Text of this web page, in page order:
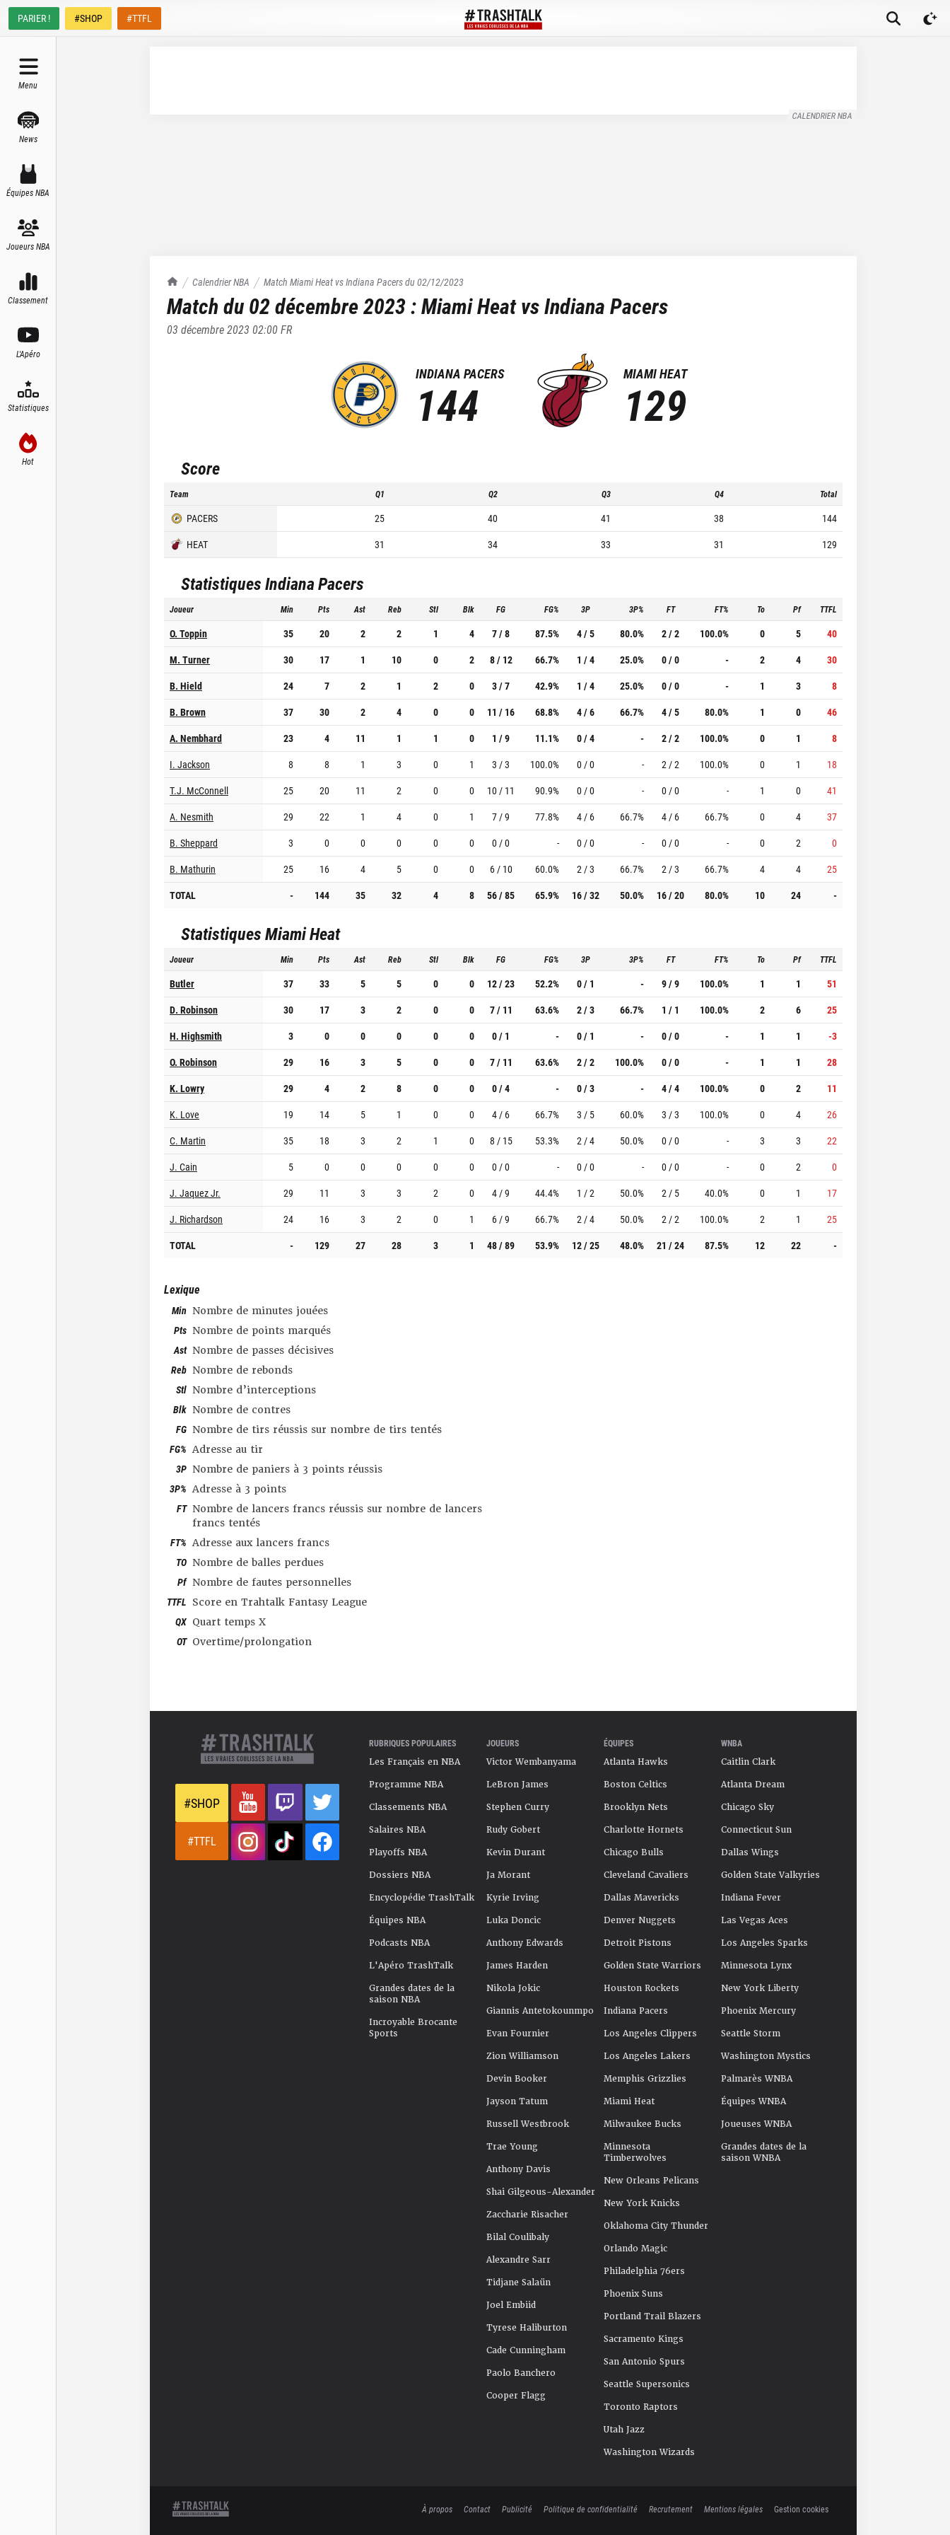
PARIER ! #SHOP #TTFL
Menu
News
Équipes NBA
Joueurs NBA
Classement
L'Apéro
Statistiques
Hot
CALENDRIER NBA
TrashTalk Actu NBA
Calendrier NBA Match Miami Heat vsIndiana Pacersdu02/12/2023
Match du 02 décembre 2023:Miami HeatvsIndiana Pacers
03 décembre 2023 02:00FR
INDIANA PACERS
144
MIAMI HEAT
129
Score
Team Q1 Q2 Q3 Q4 Total
PACERS 25 40 41 38
144
HEAT
31 34 33 31 129
StatistiquesIndiana Pacers
Joueur Min Pts Ast Reb Stl Blk FG FG% 3P 3P% FT FT% To Pf TTFL
O. Toppin 35 20 2 2 1 4 7 / 8 87.5% 4 / 5 80.0% 2 / 2 100.0% 0 5
40
M. Turner
30 17 1 10 0 2 8 / 12 66.7% 1 / 4 25.0% 0 / 0 - 2 4
30
B. Hield
24 7 2 1 2 0 3 / 7 42.9% 1 / 4 25.0% 0 / 0 - 1 3
8
B. Brown
37 30 2 4 0 0 11 / 16 68.8% 4 / 6 66.7% 4 / 5 80.0% 1 0
46
A. Nembhard
23 4 11 1 1 0 1 / 9 11.1% 0 / 4 - 2 / 2 100.0% 0 1
8
I. Jackson
8 8 1 3 0 1 3 / 3 100.0% 0 / 0 - 2 / 2 100.0% 0 1
18
T.J. McConnell
25 20 11 2 0 0 10 / 11 90.9% 0 / 0 - 0 / 0 - 1 0
41
A. Nesmith
29 22 1 4 0 1 7 / 9 77.8% 4 / 6 66.7% 4 / 6 66.7% 0 4
37
B. Sheppard
3 0 0 0 0 0 0 / 0 - 0 / 0 - 0 / 0 - 0 2
0
B. Mathurin
25 16 4 5 0 0 6 / 10 60.0% 2 / 3 66.7% 2 / 3 66.7% 4 4
25
TOTAL
- 144 35 32 4 8 56 / 85 65.9% 16 / 32 50.0% 16 / 20 80.0% 10 24 -
StatistiquesMiami Heat
Joueur Min Pts Ast Reb Stl Blk FG FG% 3P 3P% FT FT% To Pf TTFL
Butler 37 33 5 5 0 0 12 / 23 52.2% 0 / 1 - 9 / 9 100.0% 1 1
51
D. Robinson
30 17 3 2 0 0 7 / 11 63.6% 2 / 3 66.7% 1 / 1 100.0% 2 6
25
H. Highsmith
3 0 0 0 0 0 0 / 1 - 0 / 1 - 0 / 0 - 1 1
-3
O. Robinson
29 16 3 5 0 0 7 / 11 63.6% 2 / 2 100.0% 0 / 0 - 1 1
28
K. Lowry
29 4 2 8 0 0 0 / 4 - 0 / 3 - 4 / 4 100.0% 0 2
11
K. Love
19 14 5 1 0 0 4 / 6 66.7% 3 / 5 60.0% 3 / 3 100.0% 0 4
26
C. Martin
35 18 3 2 1 0 8 / 15 53.3% 2 / 4 50.0% 0 / 0 - 3 3
22
J. Cain
5 0 0 0 0 0 0 / 0 - 0 / 0 - 0 / 0 - 0 2
0
J. Jaquez Jr.
29 11 3 3 2 0 4 / 9 44.4% 1 / 2 50.0% 2 / 5 40.0% 0 1
17
J. Richardson
24 16 3 2 0 1 6 / 9 66.7% 2 / 4 50.0% 2 / 2 100.0% 2 1
25
TOTAL
- 129 27 28 3 1 48 / 89 53.9% 12 / 25 48.0% 21 / 24 87.5% 12 22 -
Lexique
Min Nombre de minutes jouées
Pts Nombre de points marqués
Ast Nombre de passes décisives
Reb Nombre de rebonds
Stl Nombre d’interceptions
Blk Nombre de contres
FG Nombre de tirs réussis sur nombre de tirs tentés
FG% Adresse au tir
3P Nombre de paniers à 3 points réussis
3P% Adresse à 3 points
FT Nombre de lancers francs réussis sur nombre de lancers
francs tentés
FT% Adresse aux lancers francs
TO Nombre de balles perdues
Pf Nombre de fautes personnelles
TTFL Score en Trahtalk Fantasy League
QX Quart temps X
OT Overtime/prolongation
#SHOP
#TTFL
RUBRIQUES POPULAIRES
Les Français en NBA
Programme NBA
Classements NBA
Salaires NBA
Playoffs NBA
Dossiers NBA
Encyclopédie TrashTalk
Équipes NBA
Podcasts NBA
L'Apéro TrashTalk
Grandes dates de la
saison NBA
Incroyable Brocante
Sports
JOUEURS
Victor Wembanyama
LeBron James
Stephen Curry
Rudy Gobert
Kevin Durant
Ja Morant
Kyrie Irving
Luka Doncic
Anthony Edwards
James Harden
Nikola Jokic
Giannis Antetokounmpo
Evan Fournier
Zion Williamson
Devin Booker
Jayson Tatum
Russell Westbrook
Trae Young
Anthony Davis
Shai Gilgeous-Alexander
Zaccharie Risacher
Bilal Coulibaly
Alexandre Sarr
Tidjane Salaün
Joel Embiid
Tyrese Haliburton
Cade Cunningham
Paolo Banchero
Cooper Flagg
ÉQUIPES
Atlanta Hawks
Boston Celtics
Brooklyn Nets
Charlotte Hornets
Chicago Bulls
Cleveland Cavaliers
Dallas Mavericks
Denver Nuggets
Detroit Pistons
Golden State Warriors
Houston Rockets
Indiana Pacers
Los Angeles Clippers
Los Angeles Lakers
Memphis Grizzlies
Miami Heat
Milwaukee Bucks
Minnesota
Timberwolves
New Orleans Pelicans
New York Knicks
Oklahoma City Thunder
Orlando Magic
Philadelphia 76ers
Phoenix Suns
Portland Trail Blazers
Sacramento Kings
San Antonio Spurs
Seattle Supersonics
Toronto Raptors
Utah Jazz
Washington Wizards
WNBA
Caitlin Clark
Atlanta Dream
Chicago Sky
Connecticut Sun
Dallas Wings
Golden State Valkyries
Indiana Fever
Las Vegas Aces
Los Angeles Sparks
Minnesota Lynx
New York Liberty
Phoenix Mercury
Seattle Storm
Washington Mystics
Palmarès WNBA
Équipes WNBA
Joueuses WNBA
Grandes dates de la
saison WNBA
À propos Contact Publicité Politique de confidentialité Recrutement Mentions légales Gestion cookies